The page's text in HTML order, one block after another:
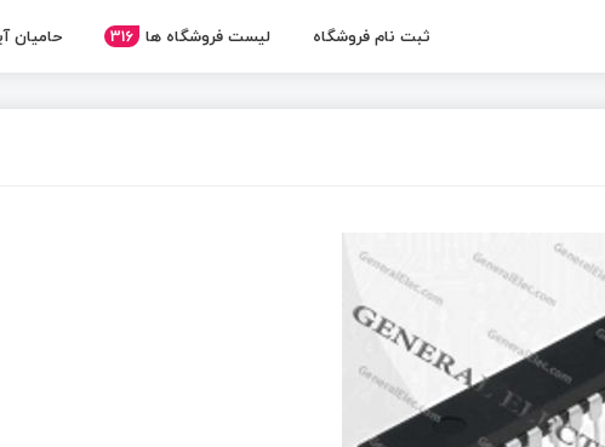
ثبت نام فروشگاه لیست فروشگاه ها 316 حامیان